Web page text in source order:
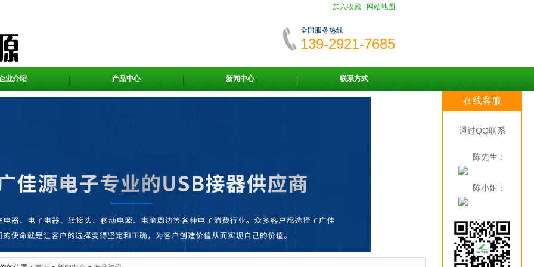
加入收藏 网站地图
全国服务热线
139-2921-7685
业介绍 产品中心 新闻中心 联系方式
在线客服
通过QQ联系
陈先生：
陈小姐：